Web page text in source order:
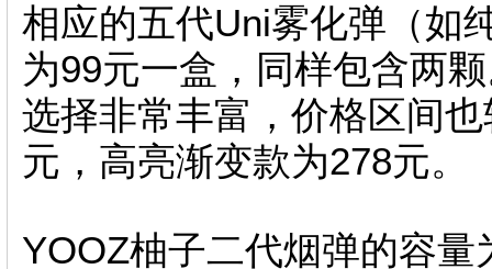
相应的五代Uni雾化弹（如
为99元一盒，同样包含两
选择非常丰富，价格区间
元，高亮渐变款为278元。
YOOZ柚子二代烟弹的容